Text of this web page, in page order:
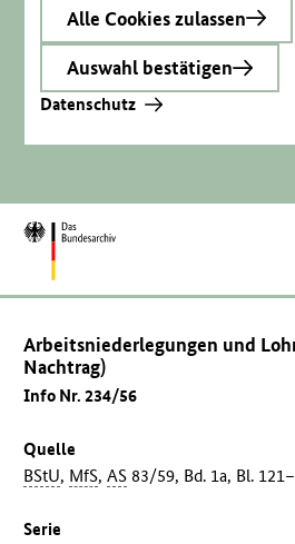
Alle Cookies zulassen
Auswahl bestätigen
Datenschutz
Zur
Arbeitsniederlegungen und
Nachtrag)
Info Nr. 234/56
Quelle
BStU, MfS,AS 83/59, Bd. 1a, Bl.
Serie